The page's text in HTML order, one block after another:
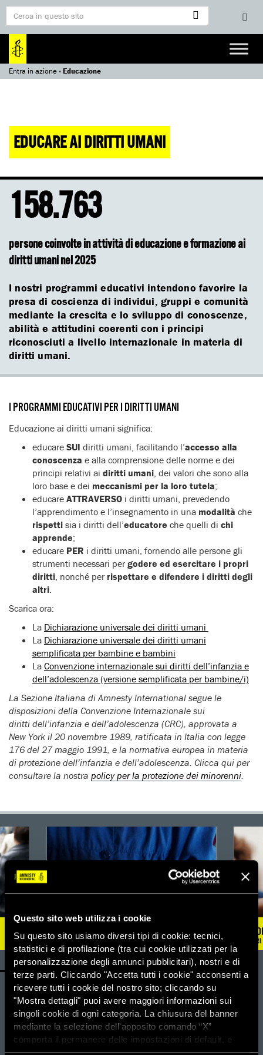
Questo sito web utilizza i cookie
Su questo sito usiamo diversi tipi di cookie: tecnici,
statistici e di profilazione (tra cui cookie utilizzati per la
personalizzazione degli annunci pubblicitari), nostri e di
terze parti. Cliccando "Accetta tutti i cookie" acconsenti a
ricevere tutti i cookie del nostro sito; cliccando su
"Mostra dettagli" puoi avere maggiori informazioni sui
singoli cookie di ogni categoria. La chiusura del banner
mediante la selezione dell'apposito comando “X”
comporta il permanere delle impostazioni di default, e
dunque la continuazione della navigazione con i cookie
Entra in azione»Educazione
EDUCARE AI DIRITTI UMANI
158.763
persone coinvolte in attività di educazione e formazione ai
diritti umani nel 2025
I nostri programmi educativi intendono favorire la
presa di coscienza di individui, gruppi e comunità
mediante la crescita e lo sviluppo di conoscenze,
abilità e attitudini coerenti con i principi
riconosciuti a livello internazionale in materia di
diritti umani.
I PROGRAMMI EDUCATIVI PER I DIRITTI UMANI
Educazione ai diritti umani significa:
educare SUI diritti umani, facilitando l’accesso alla
conoscenza e alla comprensione delle norme e dei
principi relativi ai diritti umani, dei valori che sono alla
loro base e dei meccanismi per la loro tutela;
educare ATTRAVERSO i diritti umani, prevedendo
l’apprendimento e l’insegnamento in una modalità che
rispetti sia i diritti dell’educatore che quelli di chi
apprende;
educare PER i diritti umani, fornendo alle persone gli
strumenti necessari per godere ed esercitare i propri
diritti, nonché per rispettare e difendere i diritti degli
altri.
Scarica ora:
La Dichiarazione universale dei diritti umani
La Dichiarazione universale dei diritti umani
semplificata per bambine e bambini
La Convenzione internazionale sui diritti dell’infanzia e
dell’adolescenza (versione semplificata per bambine/i)
La Sezione Italiana di Amnesty International segue le
disposizioni della Convenzione Internazionale sui
diritti dell’infanzia e dell’adolescenza (CRC), approvata a
New York il 20 novembre 1989, ratificata in Italia con legge
176 del 27 maggio 1991, e la normativa europea in materia
di protezione dell’infanzia e dell’adolescenza. Clicca qui per
consultare la nostra policy per la protezione dei minorenni.
Amnesty Kids - Scuola primaria e secondaria di primo grado
Scopri di più
Amnesty Academy